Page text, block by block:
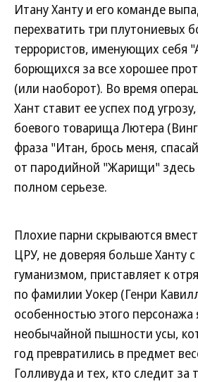
Итану Ханту и его команде
перехватить три плутониевых
террористов, именующих себя
борющихся за все хорошее
(или наоборот). Во время
Хант ставит ее успех под
боевого товарища Лютера
фраза "Итан, брось меня,
от пародийной "Жарищи" здесь
полном серьезе.
Плохие парни скрываются
ЦРУ, не доверяя больше Ханту
гуманизмом, приставляет к
по фамилии Уокер (Генри
особенностью этого персонажа
необычайной пышности усы,
год превратились в предмет
Голливуда и тех, кто следит